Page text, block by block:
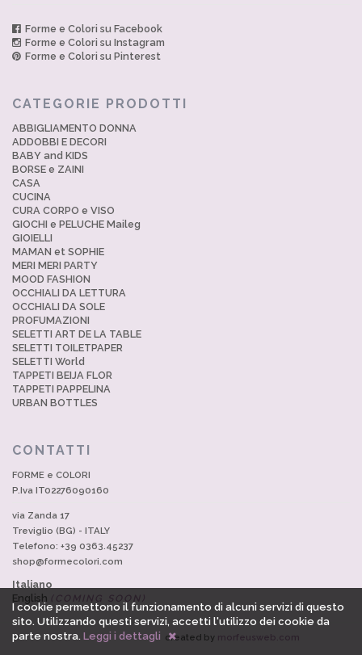
Forme e Colori su Facebook
Forme e Colori su Instagram
Forme e Colori su Pinterest
CATEGORIE PRODOTTI
ABBIGLIAMENTO DONNA
ADDOBBI E DECORI
BABY and KIDS
BORSE e ZAINI
CASA
CUCINA
CURA CORPO e VISO
GIOCHI e PELUCHE Maileg
GIOIELLI
MAMAN et SOPHIE
MERI MERI PARTY
MOOD FASHION
OCCHIALI DA LETTURA
OCCHIALI DA SOLE
PROFUMAZIONI
SELETTI ART DE LA TABLE
SELETTI TOILETPAPER
SELETTI World
TAPPETI BEIJA FLOR
TAPPETI PAPPELINA
URBAN BOTTLES
CONTATTI
FORME e COLORI
P.Iva IT02276090160
via Zanda 17
Treviglio (BG) - ITALY
Telefono: +39 0363.45237
shop@formecolori.com
Italiano
English (COMING SOON)
created by morfeusweb.com
I cookie permettono il funzionamento di alcuni servizi di questo
sito. Utilizzando questi servizi, accetti l'utilizzo dei cookie da
parte nostra. Leggi i dettagli